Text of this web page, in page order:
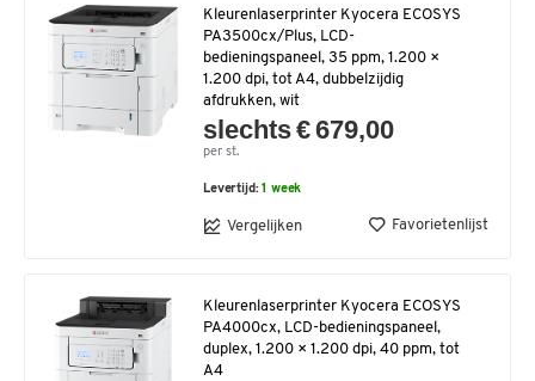
Kleurenlaserprinter Kyocera ECOSYS
PA3500cx/Plus, LCD-
bedieningspaneel, 35 ppm, 1.200 ×
1.200 dpi, tot A4, dubbelzijdig
afdrukken, wit
slechts € 679,00
per st.
Levertijd:1 week
Vergelijken Favorietenlijst
Kleurenlaserprinter Kyocera ECOSYS
PA4000cx, LCD-bedieningspaneel,
duplex, 1.200 × 1.200 dpi, 40 ppm, tot
A4